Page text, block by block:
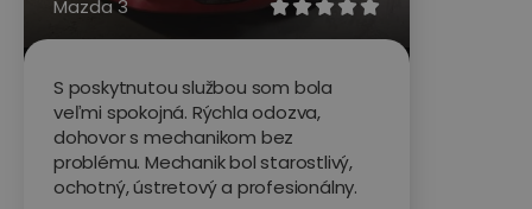
  
Mazda 3
S poskytnutou službou som bola
veľmi spokojná. Rýchla odozva,
dohovor s mechanikom bez
problému. Mechanik bol starostlivý,
ochotný, ústretový a profesionálny.